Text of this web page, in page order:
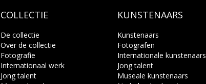
1075 VX Amsterdam
info@kunsthuisamsterdam.nl
Lees meer
COLLECTIE
De collectie
Over de collectie
Fotografie
Internationaal werk
Jong talent
KUNSTENAARS
Kunstenaars
Fotografen
Internationale kunstenaars
Jong talent
Museale kunstenaars